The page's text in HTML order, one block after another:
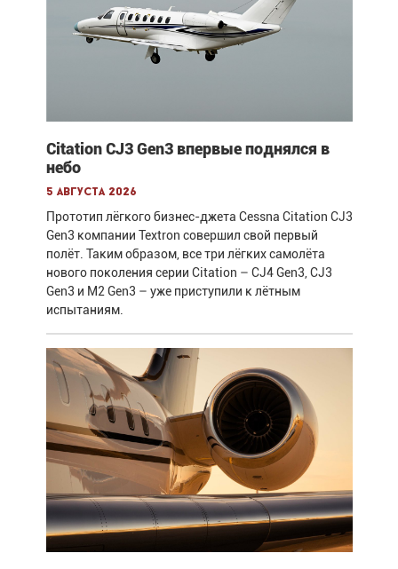
Citation CJ3 Gen3 впервые поднялся в
небо
5 августа 2026
Прототип лёгкого бизнес-джета Cessna Citation CJ3
Gen3 компании Textron совершил свой первый
полёт. Таким образом, все три лёгких самолёта
нового поколения серии Citation – CJ4 Gen3, CJ3
Gen3 и M2 Gen3 – уже приступили к лётным
испытаниям.